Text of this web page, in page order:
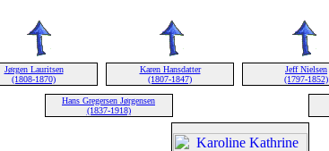
Jørgen Lauritsen
(1808-1870)
Karen Hansdatter
(1807-1847)
Jeff Nielsen
(1797-1852)
Hans Gregersen Jørgensen
(1837-1918)